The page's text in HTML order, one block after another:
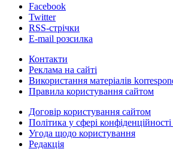
Facebook
Twitter
RSS-стрічки
E-mail розсилка
Контакти
Реклама на сайті
Використання матеріалів
Правила користування сайтом
Договір користування сайтом
Політика у сфері
Угода щодо користування
Редакція